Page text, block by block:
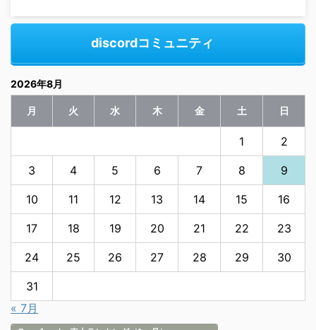
discordコミュニティ
2026年8月
月 火 水 木 金 土 日
1 2
3 4 5 6 7 8 9
10 11 12 13 14 15 16
17 18 19 20 21 22 23
24 25 26 27 28 29 30
31
« 7月